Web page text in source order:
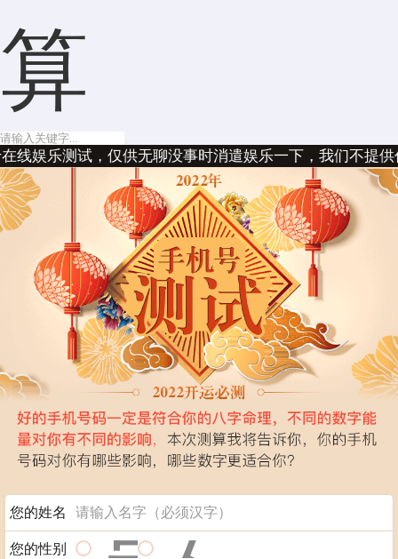
算
仅供无聊没事时消遣娱乐一下，我们不提供任何封建迷信
您的姓名
您的性别